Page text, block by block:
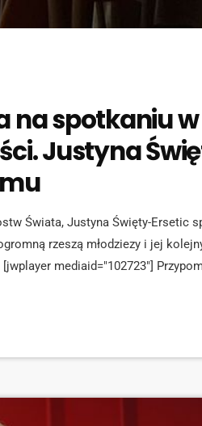
na spotkaniu w
Justyna
Świata, Justyna Święty-Ersetic
rzeszą młodziezy i jej
mediaid="102723"]
swoimi koleżankami w sztafecie